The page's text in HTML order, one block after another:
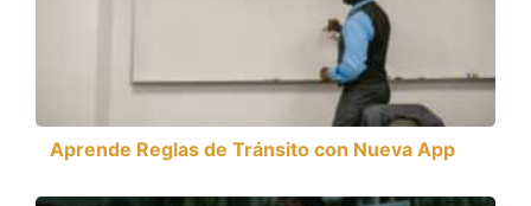
Aprende Reglas de Tránsito con Nueva App